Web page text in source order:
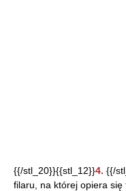
{{/stl_20}}{{stl_12}}4. {{/
filaru, na której opiera